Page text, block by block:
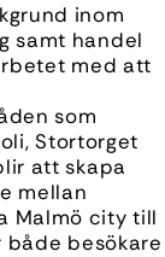
inom
samt handel
med att
som
Stortorget
att skapa
mellan
Malmö city till
besökare